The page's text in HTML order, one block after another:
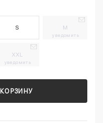
S M
уведомить
XXL
уведомить